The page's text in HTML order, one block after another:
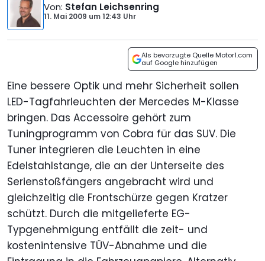
Von: Stefan Leichsenring
11. Mai 2009 um12:43 Uhr
Als bevorzugte Quelle Motor1.com
auf Google hinzufügen
Eine bessere Optik und mehr Sicherheit sollen
LED-Tagfahrleuchten der Mercedes M-Klasse
bringen. Das Accessoire gehört zum
Tuningprogramm von Cobra für das SUV. Die
Tuner integrieren die Leuchten in eine
Edelstahlstange, die an der Unterseite des
Serienstoßfängers angebracht wird und
gleichzeitig die Frontschürze gegen Kratzer
schützt. Durch die mitgelieferte EG-
Typgenehmigung entfällt die zeit- und
kostenintensive TÜV-Abnahme und die